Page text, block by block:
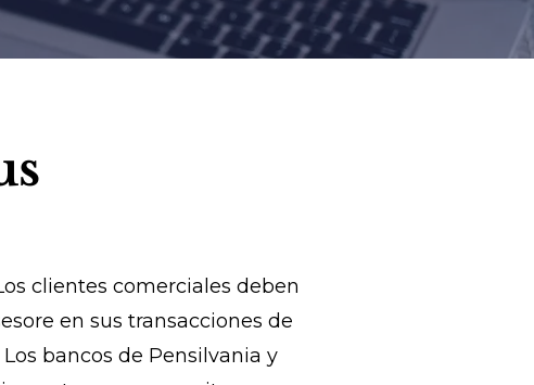
clientes comerciales deben
en sus transacciones de
bancos de Pensilvania y